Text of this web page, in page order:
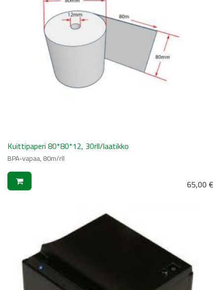
Kuittipaperi 80*80*12, 30rll/laatikko
BPA-vapaa, 80m/rll
65,00€